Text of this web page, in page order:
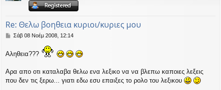
Re: Θελω βοηθεια κυριοι/κυριες μου
Δ
ο
ί
ε
Σάβ 08 Νοέμ 2008, 12:14
Αληθεια???
Αρα απο οτι καταλαβα θελω ενα λεξικο να να βλεπω καποιες λεξεις
που δεν τις ξερω... γιατι εδω εσυ επαιξες το ρολο του λεξικου